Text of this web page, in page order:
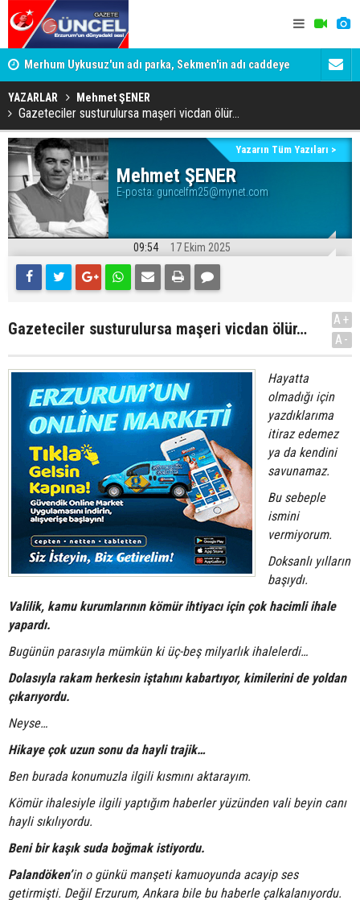
Merhum Uykusuz'un adı parka, Sekmen'in adı caddeye
verildi
YAZARLAR Mehmet ŞENER
Gazeteciler susturulursa maşeri vicdan ölür…
Mehmet ŞENER
E-posta: guncelfm25@mynet.com
Yazarın Tüm Yazıları >
09:54 17 Ekim 2025
Gazeteciler susturulursa maşeri vicdan ölür…
A+
A-
Hayatta
olmadığı için
yazdıklarıma
itiraz edemez
ya da kendini
savunamaz.
Bu sebeple
ismini
vermiyorum.
Doksanlı yılların
başıydı.
Valilik, kamu kurumlarının kömür ihtiyacı için çok hacimli ihale
yapardı.
Bugünün parasıyla mümkün ki üç-beş milyarlık ihalelerdi…
Dolasıyla rakam herkesin iştahını kabartıyor, kimilerini de yoldan
çıkarıyordu.
Neyse…
Hikaye çok uzun sonu da hayli trajik…
Ben burada konumuzla ilgili kısmını aktarayım.
Kömür ihalesiyle ilgili yaptığım haberler yüzünden vali beyin canı
hayli sıkılıyordu.
Beni bir kaşık suda boğmak istiyordu.
Palandöken’in o günkü manşeti kamuoyunda acayip ses
getirmişti. Değil Erzurum, Ankara bile bu haberle çalkalanıyordu.